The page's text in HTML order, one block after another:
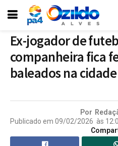
Ex-jogador de
companheira fica
baleados na
Por
Publicado em 09/02/2026 às